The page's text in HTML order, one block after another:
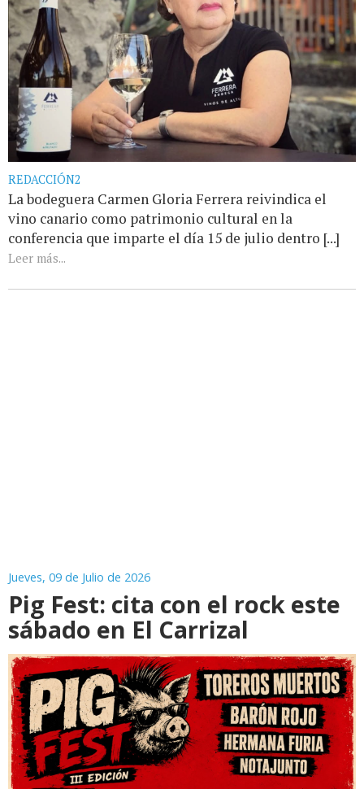
REDACCIÓN2
La bodeguera Carmen Gloria Ferrera reivindica el
vino canario como patrimonio cultural en la
conferencia que imparte el día 15 de julio dentro [...]
Leer más...
Jueves, 09 de Julio de 2026
Pig Fest: cita con el rock este
sábado en El Carrizal